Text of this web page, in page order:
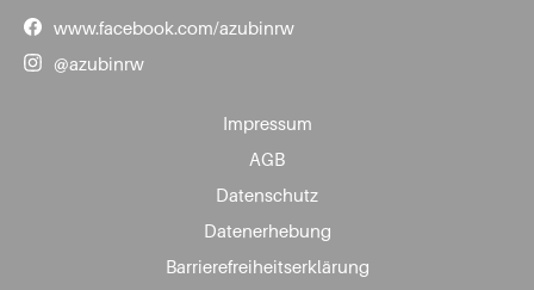
www.facebook.com/azubinrw
@azubinrw
Impressum
AGB
Datenschutz
Datenerhebung
Barrierefreiheitserklärung